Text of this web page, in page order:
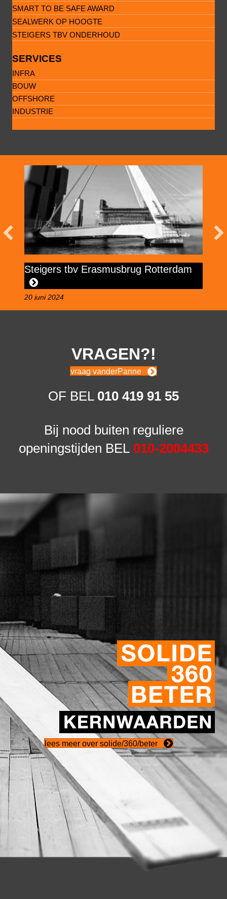
SMART TO BE SAFE AWARD
SEALWERK OP HOOGTE
STEIGERS TBV ONDERHOUD
SERVICES
INFRA
BOUW
OFFSHORE
INDUSTRIE
Steigers tbv Erasmusbrug Rotterdam
20 juni 2024
VRAGEN?!
vraag vanderPanne
OF BEL 010 419 91 55
Bij nood buiten reguliere
openingstijden BEL010-2004433
lees meer over solide/360/beter